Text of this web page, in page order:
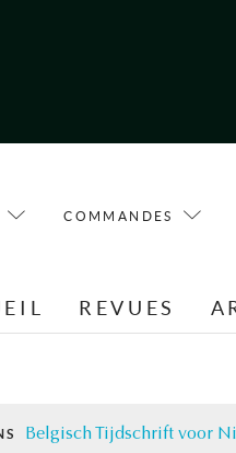
COMMANDES
REVUES
Belgisch Tijdschrift voor